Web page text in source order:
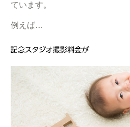
ています。
例えば…